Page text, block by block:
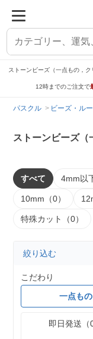
ストーンビーズ（一点もの，
12時までのご注文で
パスクル ビーズ・ル
ストーンビーズ（
すべて 4mm以
10mm（0）
特殊カット（0）
絞り込む
こだわり
一点もの
即日発送（0